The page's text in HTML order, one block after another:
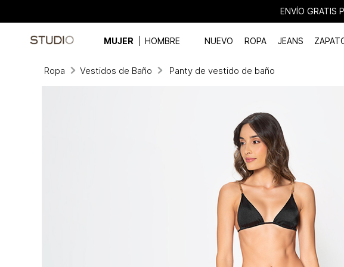
ENVÍO
MUJER HOMBRE NUEVO ROPA JEANS
Ropa Vestidos de Baño Panty de vestido de baño